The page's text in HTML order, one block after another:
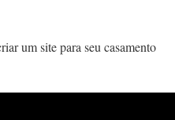
um site para seu casamento